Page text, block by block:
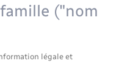
("nom
légale et